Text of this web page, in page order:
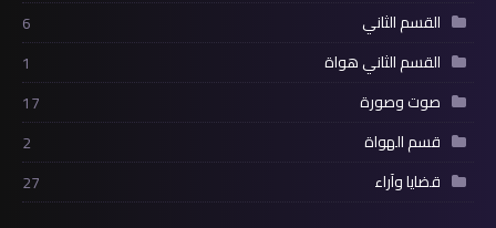
القسم الثاني
6
القسم الثاني هواة
1
صوت وصورة
17
قسم الهواة
2
قضايا وآراء
27